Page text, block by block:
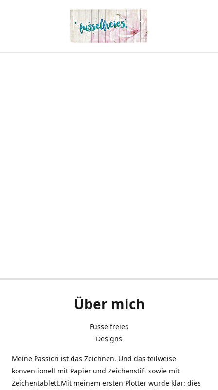
Über mich
Fusselfreies
Designs
Meine Passion ist das Zeichnen. Und das teilweise
konventionell mit Papier und Zeichenstift sowie mit
Zeichentablett.Mit meinem ersten Plotter wurde klar: dies